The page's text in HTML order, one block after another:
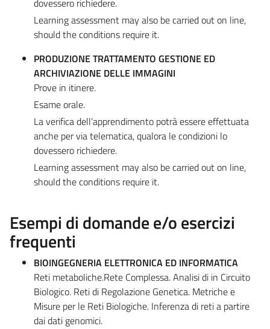
Learning assessment may also be carried out on line,
should the conditions require it.
PRODUZIONE TRATTAMENTO GESTIONE ED
ARCHIVIAZIONE DELLE IMMAGINI
Prove in itinere.
Esame orale.
La verifica dell’apprendimento potrà essere effettuata
anche per via telematica, qualora le condizioni lo
dovessero richiedere.
Learning assessment may also be carried out on line,
should the conditions require it.
Esempi di domande e/o esercizi
frequenti
BIOINGEGNERIA ELETTRONICA ED INFORMATICA
Reti metaboliche.Rete Complessa. Analisi di in Circuito
Biologico. Reti di Regolazione Genetica. Metriche e
Misure per le Reti Biologiche. Inferenza di reti a partire
dai dati genomici.